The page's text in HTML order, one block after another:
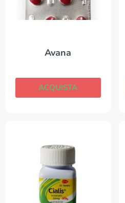
Avana
ACQUISTA